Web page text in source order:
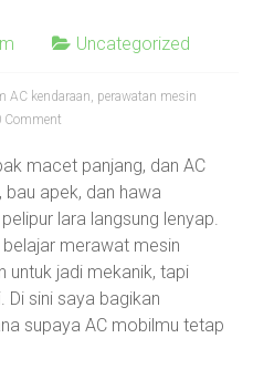
Uncategorized
AC kendaraan, perawatan mesin
Comment
macet panjang, dan AC
apek, dan hawa
lara langsung lenyap.
merawat mesin
untuk jadi mekanik, tapi
Di sini saya bagikan
supaya AC mobilmu tetap